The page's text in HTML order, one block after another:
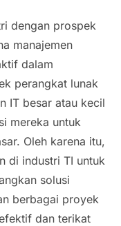
dengan prospek
manajemen
dalam
perangkat lunak
IT besar atau kecil
mereka untuk
Oleh karena itu,
di industri TI untuk
solusi
berbagai proyek
dan terikat